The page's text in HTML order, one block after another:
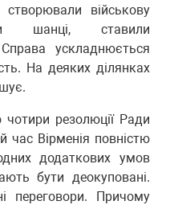
військову
шанці, ставили
Справа ускладнюється
На деяких ділянках
резолюції Ради
час Вірменія повністю
додаткових умов
бути деокуповані.
переговори. Причому